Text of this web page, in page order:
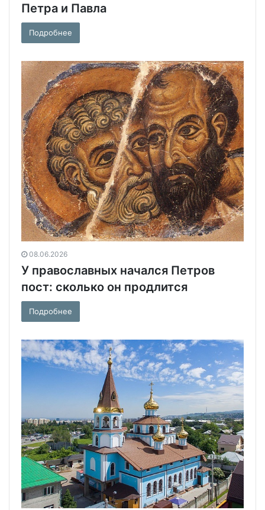
Петра и Павла
Подробнее
08.06.2026
У православных начался Петров
пост: сколько он продлится
Подробнее